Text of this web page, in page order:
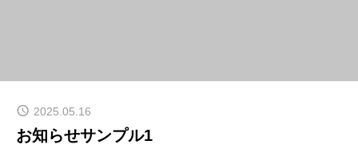
2025.05.16
お知らせサンプル1